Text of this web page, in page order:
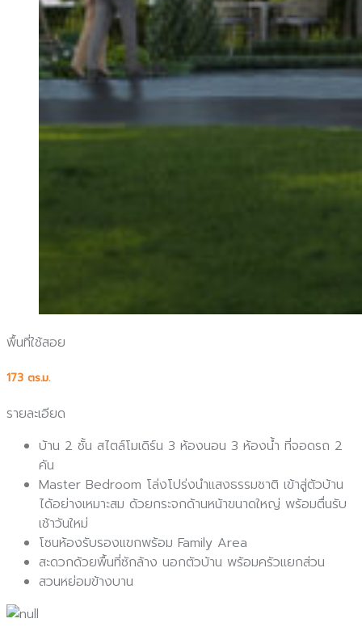
พื้นที่ใช้สอย
173 ตร.ม.
รายละเอียด
บ้าน 2 ชั้น สไตล์โมเดิร์น 3 ห้องนอน 3 ห้องน้ำ ที่จอดรถ 2
คัน
Master Bedroom โล่งโปร่งนำแสงธรรมชาติ เข้าสู่ตัวบ้าน
ได้อย่างเหมาะสม ด้วยกระจกด้านหน้าขนาดใหญ่ พร้อมตื่นรับ
เช้าวันใหม่
โซนห้องรับรองแขกพร้อม Family Area
สะดวกด้วยพื้นที่ซักล้าง นอกตัวบ้าน พร้อมครัวแยกส่วน
สวนหย่อมข้างบาน